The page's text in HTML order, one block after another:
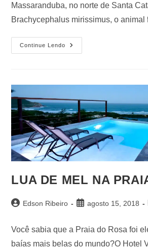
Massaranduba, no norte de Santa
Brachycephalus mirissimus, o
Continue Lendo
LUA DE MEL NA
Edson Ribeiro agosto 15, 2018
Você sabia que a Praia do Rosa foi
baías mais belas do mundo?O Hotel